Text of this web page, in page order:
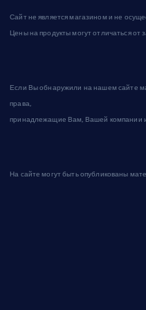
Сайт не является магазином и не
Цены на продукты могут отличаться от
Если Вы обнаружили на нашем сайте
права,
принадлежащие Вам, Вашей компании
На сайте могут быть опубликованы